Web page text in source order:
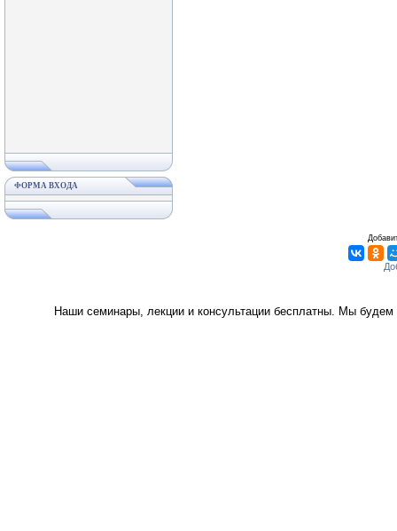
ФОРМА ВХОДА
Наши семинары, лекции и консультации бесплатны. Мы